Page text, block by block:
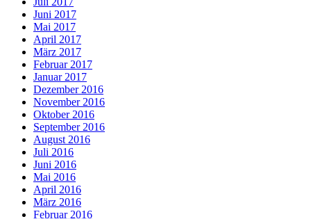
Juni 2017
Mai 2017
April 2017
März 2017
Februar 2017
Januar 2017
Dezember 2016
November 2016
Oktober 2016
September 2016
August 2016
Juli 2016
Juni 2016
Mai 2016
April 2016
März 2016
Februar 2016